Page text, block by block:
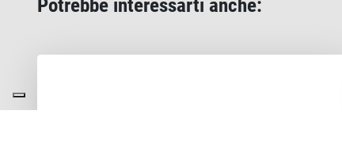
Potrebbe interessarti anche: